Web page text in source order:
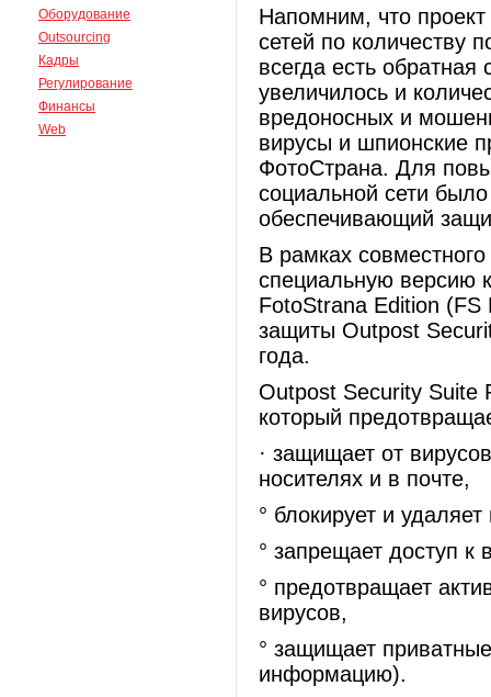
Оборудование
Outsourcing
Кадры
Регулирование
Финансы
Web
Напомним, что
сетей по количеству
всегда есть
увеличилось и
вредоносных и
вирусы и шпионские
ФотоСтрана. Для
социальной сети
обеспечивающий
В рамках
специальную версию
FotoStrana Edition (FS
защиты Outpost
года.
Outpost Security Suite
который
· защищает от
носителях и в почте,
° блокирует и
° запрещает доступ
° предотвращает
вирусов,
° защищает
информацию).